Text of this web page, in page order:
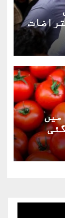
میں